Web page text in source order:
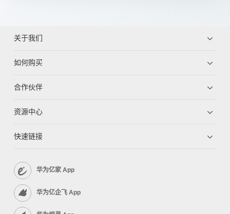
关于我们
如何购买
合作伙伴
资源中心
快速链接
华为亿家 App
华为亿企飞 App